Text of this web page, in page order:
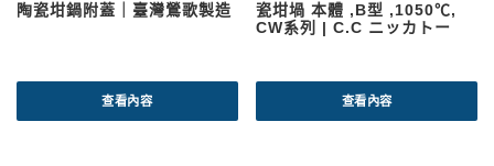
陶瓷坩鍋附蓋｜臺灣鶯歌製造
查看內容
瓷坩堝 本體 ,B型 ,1050℃,
CW系列 | C.C ニッカトー
查看內容